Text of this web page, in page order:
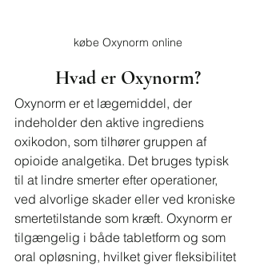
købe Oxynorm online
Hvad er Oxynorm?
Oxynorm er et lægemiddel, der
indeholder den aktive ingrediens
oxikodon, som tilhører gruppen af
opioide analgetika. Det bruges typisk
til at lindre smerter efter operationer,
ved alvorlige skader eller ved kroniske
smertetilstande som kræft. Oxynorm er
tilgængelig i både tabletform og som
oral opløsning, hvilket giver fleksibilitet